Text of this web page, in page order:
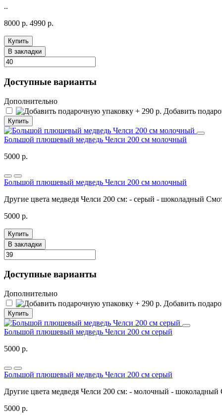
..
8000 р. 4990 р.
Купить
В закладки
Доступные варианты
Дополнительно
Добавить
Купить
Большой плюшевый медведь Челси 200 см молочный
5000 р.
Большой плюшевый медведь Челси 200 см молочный
Другие цвета медведя Челси 200 см: - серый - шоколадный
5000 р.
Купить
В закладки
Доступные варианты
Дополнительно
Добавить
Купить
Большой плюшевый медведь Челси 200 см серый
5000 р.
Большой плюшевый медведь Челси 200 см серый
Другие цвета медведя Челси 200 см: - молочный - шоколадный
5000 р.